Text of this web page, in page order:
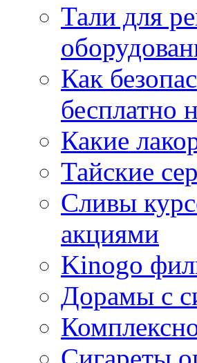
Тали для
Как
бесплатно
Какие
Тайские
Сливы
акциями
Kinogo
Дорамы с